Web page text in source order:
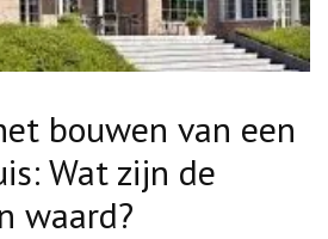
bouwen van een
Wat zijn de
waard?